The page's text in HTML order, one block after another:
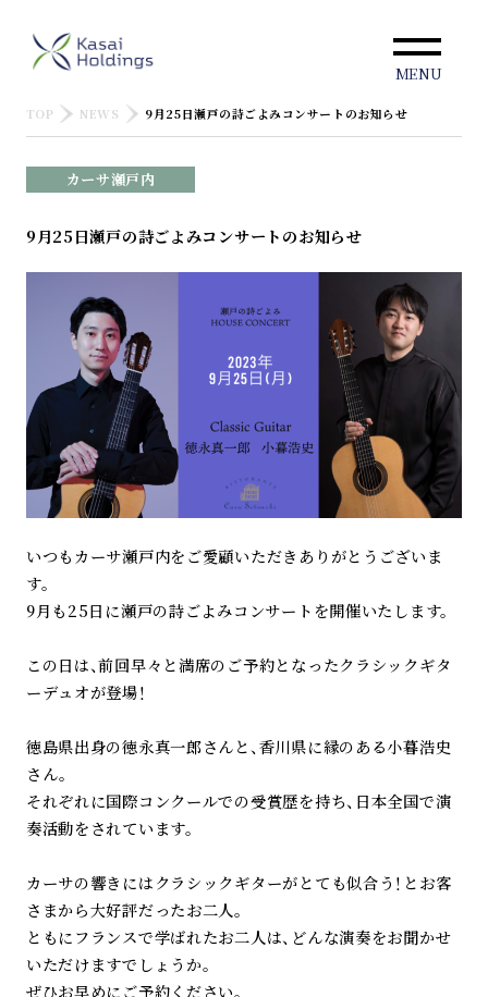
MENU
TOP NEWS 9月25日瀬戸の詩ごよみコンサートのお知らせ
カーサ瀬戸内
9月25日瀬戸の詩ごよみコンサートのお知らせ
いつもカーサ瀬戸内をご愛顧いただきありがとうございま
す。
9月も25日に瀬戸の詩ごよみコンサートを開催いたします。
この日は、前回早々と満席のご予約となったクラシックギタ
ーデュオが登場！
徳島県出身の徳永真一郎さんと、香川県に縁のある小暮浩史
さん。
それぞれに国際コンクールでの受賞歴を持ち、日本全国で演
奏活動をされています。
カーサの響きにはクラシックギターがとても似合う！とお客
さまから大好評だったお二人。
ともにフランスで学ばれたお二人は、どんな演奏をお聞かせ
いただけますでしょうか。
ぜひお早めにご予約ください。